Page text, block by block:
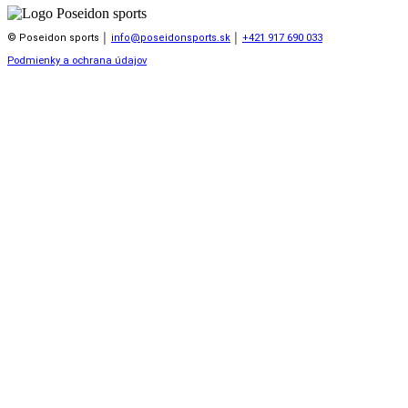
© Poseidon sports │ info@poseidonsports.sk
+421 917 690 033
Podmienky a ochrana údajov